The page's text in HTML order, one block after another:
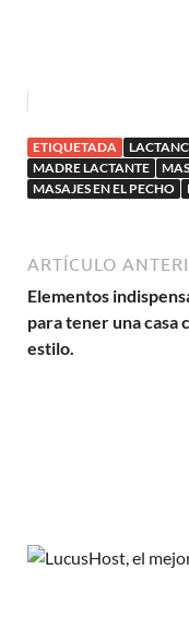
ETIQUETADA
MADRE LACTANTE
MASAJES EN EL PECHO
ARTÍCULO
Elementos
para tener una casa
estilo.